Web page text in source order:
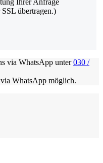
Ihrer Anfrage
übertragen.)
via WhatsApp unter030 /
WhatsApp möglich.